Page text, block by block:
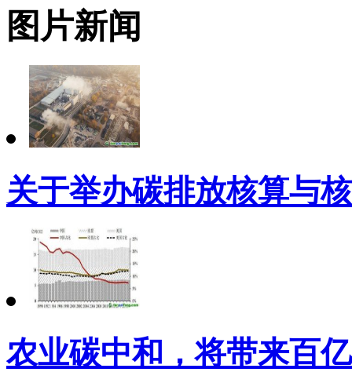
图片新闻
关于举办碳排放核算与
农业碳中和，将带来百